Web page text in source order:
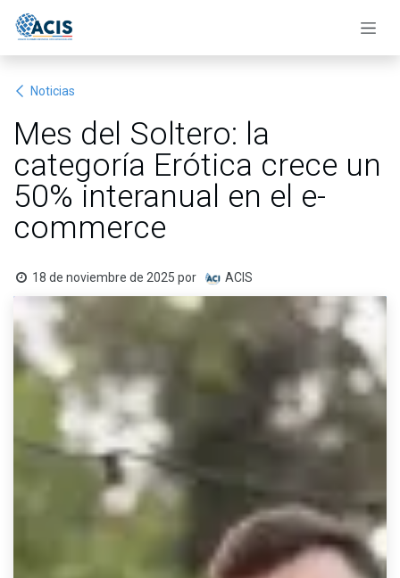
Noticias
Mes del Soltero: la
categoría Erótica crece un
50% interanual en el e-
commerce
18 de noviembre de 2025 por ACIS